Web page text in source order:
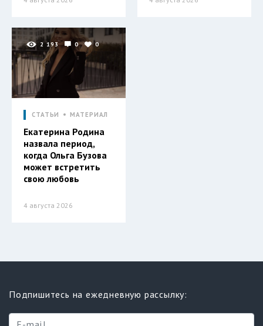
2 193 0 0
СТАТЬИ МАТЕРИАЛ
Екатерина Родина
назвала период,
когда Ольга Бузова
может встретить
свою любовь
4 августа 2026
Подпишитесь на ежедневную рассылку: